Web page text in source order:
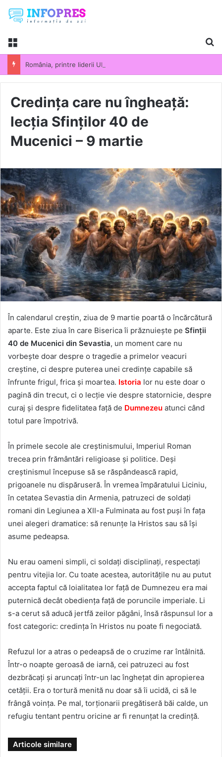
Menu
Credința care nu îngheață:
lecția Sfinților 40 de
Mucenici – 9 martie
În calendarul creștin, ziua de 9 martie poartă o încărcătură
aparte. Este ziua în care Biserica îi prăznuiește pe Sfinții
40 de Mucenici din Sevastia, un moment care nu
vorbește doar despre o tragedie a primelor veacuri
creștine, ci despre puterea unei credințe capabile să
înfrunte frigul, frica și moartea. Istoria lor nu este doar o
pagină din trecut, ci o lecție vie despre statornicie, despre
curaj și despre fidelitatea față de Dumnezeu atunci când
totul pare împotrivă.
În primele secole ale creștinismului, Imperiul Roman
trecea prin frământări religioase și politice. Deși
creștinismul începuse să se răspândească rapid,
prigoanele nu dispăruseră. În vremea împăratului Liciniu,
în cetatea Sevastia din Armenia, patruzeci de soldați
romani din Legiunea a XII-a Fulminata au fost puși în fața
unei alegeri dramatice: să renunțe la Hristos sau să își
asume pedeapsa.
Nu erau oameni simpli, ci soldați disciplinați, respectați
pentru vitejia lor. Cu toate acestea, autoritățile nu au putut
accepta faptul că loialitatea lor față de Dumnezeu era mai
puternică decât obediența față de poruncile imperiale. Li
s-a cerut să aducă jertfă zeilor păgâni, însă răspunsul lor a
fost categoric: credința în Hristos nu poate fi negociată.
Refuzul lor a atras o pedeapsă de o cruzime rar întâlnită.
Într-o noapte geroasă de iarnă, cei patruzeci au fost
dezbrăcați și aruncați într-un lac înghețat din apropierea
cetății. Era o tortură menită nu doar să îi ucidă, ci să le
frângă voința. Pe mal, torționarii pregătiseră băi calde, un
refugiu tentant pentru oricine ar fi renunțat la credință.
Articole similare